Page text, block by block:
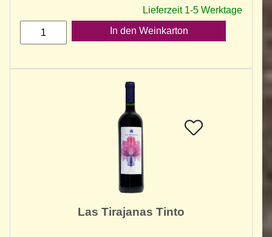
Lieferzeit 1-5 Werktage
In den Weinkarton
Las Tirajanas Tinto